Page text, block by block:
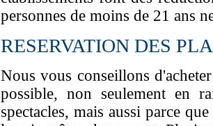
personnes de moins de 21 ans
RESERVATION DES
Nous vous conseillons
possible, non seulement en
spectacles, mais aussi parce